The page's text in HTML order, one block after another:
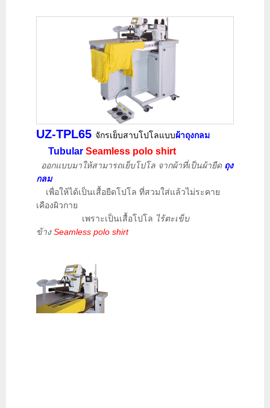
UZ-TPL65 จักรเย็บสาบโปโลแบบผ้าถุงกลม
Tubular Seamless polo shirt
ออกแบบมาให้สามารถเย็บโปโล จากผ้าที่เป็นผ้ายืด ถุง
กลม
เพื่อให้ได้เป็นเสื้อยืดโปโล ที่สวมใส่แล้วไม่ระคาย
เคืองผิวกาย
เพราะเป็นเสื้อโปโล ไร้ตะเข็บ
ข้างSeamless polo shirt